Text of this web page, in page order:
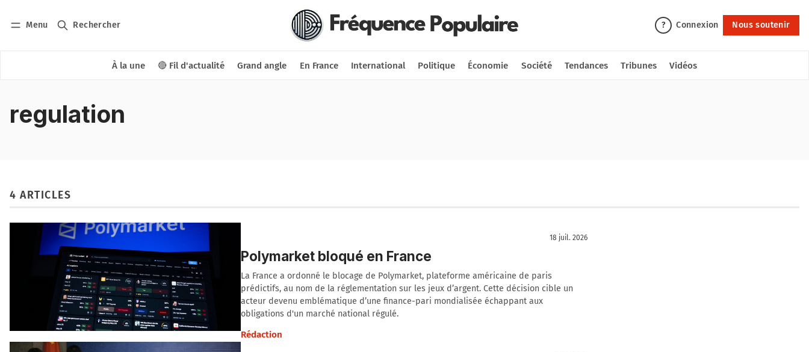
Menu Rechercher ? Connexion Nous soutenir
À la une 🔴 Fil d'actualité Grand angle En France International Politique Économie Société Tendances Tribunes Vidéos
Nous soutenir
regulation
4 ARTICLES
18 juil. 2026
Polymarket bloqué en France
La France a ordonné le blocage de Polymarket, plateforme américaine de paris
prédictifs, au nom de la réglementation sur les jeux d’argent. Cette décision cible un
acteur devenu emblématique d’une finance-pari mondialisée échappant aux
obligations d'un marché national régulé.
Rédaction